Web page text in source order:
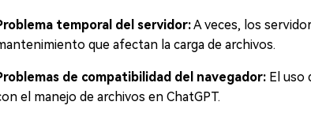
temporal del servidor:A veces, los
que afectan la carga de archivos.
de compatibilidad del navegador: El uso
el manejo de archivos en ChatGPT.